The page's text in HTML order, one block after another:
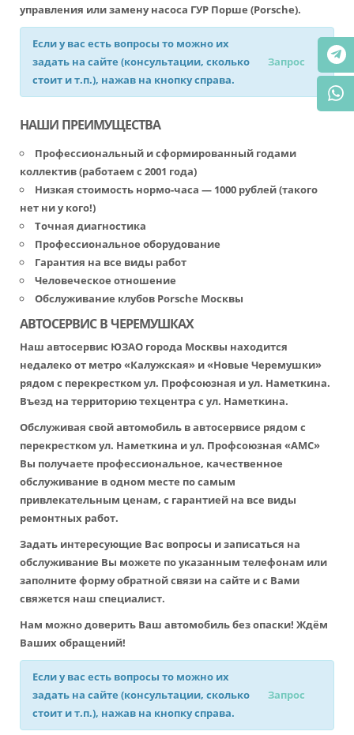
управления или замену насоса ГУР Порше (Porsche).
Если у вас есть вопросы то можно их
задать на сайте (консультации, сколько
стоит и т.п.), нажав на кнопку справа.
Запрос
НАШИ ПРЕИМУЩЕСТВА
Профессиональный и сформированный годами
коллектив (работаем с 2001 года)
Низкая стоимость нормо-часа — 1000 рублей (такого
нет ни у кого!)
Точная диагностика
Профессиональное оборудование
Гарантия на все виды работ
Человеческое отношение
Обслуживание клубов Porsche Москвы
АВТОСЕРВИС В ЧЕРЕМУШКАХ
Наш автосервис ЮЗАО города Москвы находится
недалеко от метро «Калужская» и «Новые Черемушки»
рядом с перекрестком ул. Профсоюзная и ул. Наметкина.
Въезд на территорию техцентра с ул. Наметкина.
Обслуживая свой автомобиль в автосервисе рядом с
перекрестком ул. Наметкина и ул. Профсоюзная «АМС»
Вы получаете профессиональное, качественное
обслуживание в одном месте по самым
привлекательным ценам, с гарантией на все виды
ремонтных работ.
Задать интересующие Вас вопросы и записаться на
обслуживание Вы можете по указанным телефонам или
заполните форму обратной связи на сайте и с Вами
свяжется наш специалист.
Нам можно доверить Ваш автомобиль без опаски! Ждём
Ваших обращений!
Если у вас есть вопросы то можно их
задать на сайте (консультации, сколько
стоит и т.п.), нажав на кнопку справа.
Запрос